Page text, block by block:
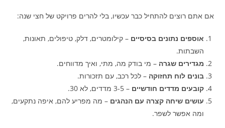
אם אתם רוצים להתחיל כבר עכשיו, בלי להרים פרויקט של חצי שנה:
אוספים נתונים בסיסיים – קילומטרים, דלק, טיפולים, תאונות,
השבתות.
מגדירים שגרה – מי בודק מה, מתי, ואיך מדווחים.
בונים לוח תחזוקה – לכל רכב, עם תזכורות.
קובעים מדדים חודשיים – 3-5 מדדים, לא 30.
עושים שיחה קצרה עם הנהגים – מה מפריע להם, איפה נתקעים,
ומה אפשר לשפר.